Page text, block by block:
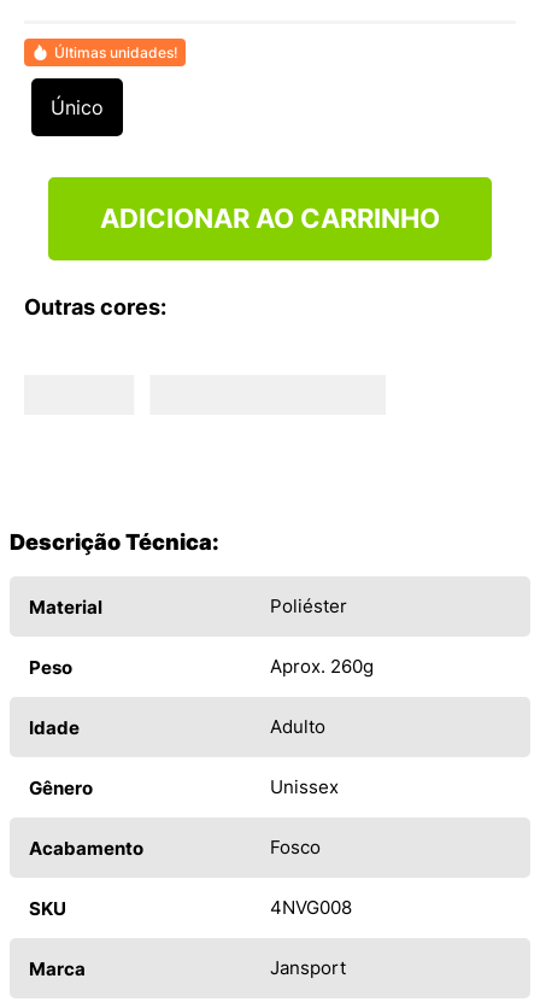
Últimas unidades!
Único
ADICIONAR AO CARRINHO
Outras cores:
Descrição Técnica:
Material Poliéster
Peso Aprox. 260g
Idade Adulto
Gênero Unissex
Acabamento Fosco
SKU 4NVG008
Marca Jansport
10º VEJA COUNTRY